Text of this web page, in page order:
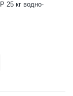
25 кг водно-